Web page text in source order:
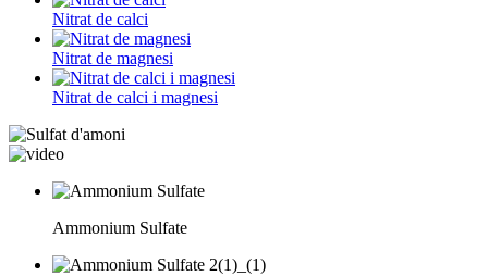
Nitrat de calci
Nitrat de magnesi
Nitrat de calci i magnesi
Ammonium Sulfate